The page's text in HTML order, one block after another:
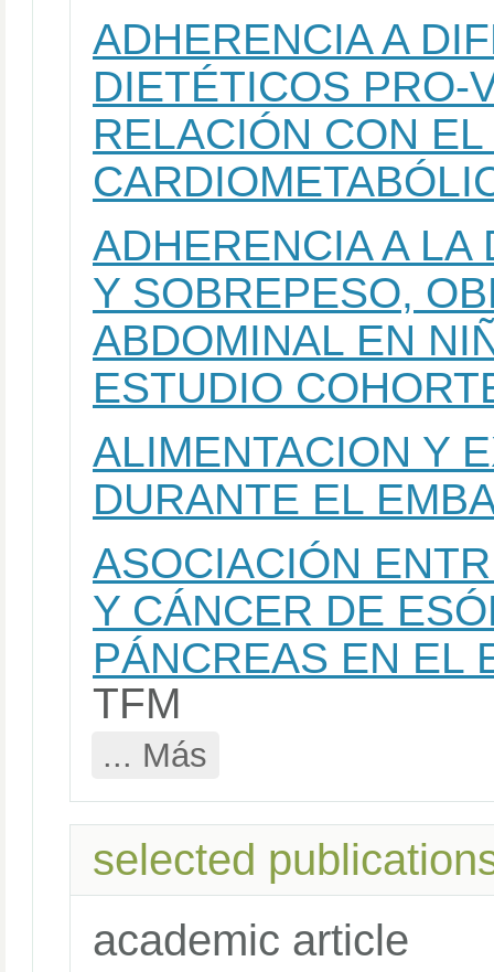
ADHERENCIA A
DIETÉTICOS PRO-
RELACIÓN CON
ADHERENCIA A LA
Y SOBREPESO,
ABDOMINAL EN
ESTUDIO
ALIMENTACION Y
DURANTE EL
ASOCIACIÓN
Y CÁNCER DE
PÁNCREAS EN EL
TFM
... Más
selected
academic article